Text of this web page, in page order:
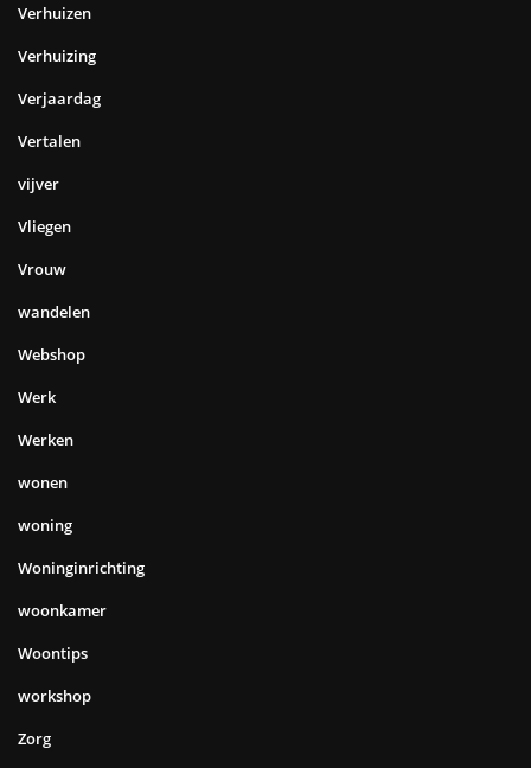
Verhuizen
Verhuizing
Verjaardag
Vertalen
vijver
Vliegen
Vrouw
wandelen
Webshop
Werk
Werken
wonen
woning
Woninginrichting
woonkamer
Woontips
workshop
Zorg